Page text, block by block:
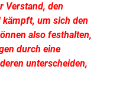
Verstand, den
um sich den
also festhalten,
durch eine
unterscheiden,